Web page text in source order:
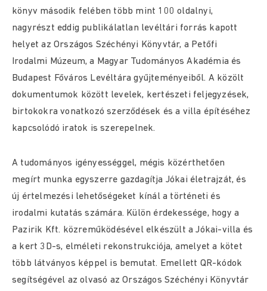
könyv második felében több mint 100 oldalnyi,
nagyrészt eddig publikálatlan levéltári forrás kapott
helyet az Országos Széchényi Könyvtár, a Petőfi
Irodalmi Múzeum, a Magyar Tudományos Akadémia és
Budapest Főváros Levéltára gyűjteményeiből. A közölt
dokumentumok között levelek, kertészeti feljegyzések,
birtokokra vonatkozó szerződések és a villa építéséhez
kapcsolódó iratok is szerepelnek.
A tudományos igényességgel, mégis közérthetően
megírt munka egyszerre gazdagítja Jókai életrajzát, és
új értelmezési lehetőségeket kínál a történeti és
irodalmi kutatás számára. Külön érdekessége, hogy a
Pazirik Kft. közreműködésével elkészült a Jókai-villa és
a kert 3D-s, elméleti rekonstrukciója, amelyet a kötet
több látványos képpel is bemutat. Emellett QR-kódok
segítségével az olvasó az Országos Széchényi Könyvtár